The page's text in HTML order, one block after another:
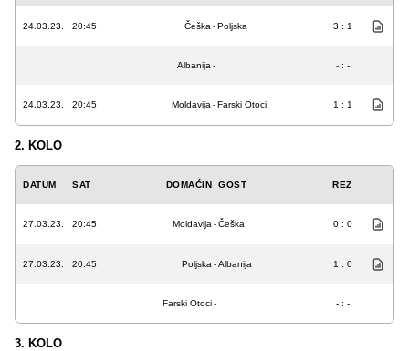
24.03.23. 20:45 Češka -Poljska 3 : 1
Albanija - - : -
24.03.23. 20:45 Moldavija -Farski Otoci 1 : 1
2. KOLO
DATUM SAT DOMAĆIN GOST REZ
27.03.23. 20:45 Moldavija -Češka 0 : 0
27.03.23. 20:45 Poljska -Albanija 1 : 0
Farski Otoci- - : -
3. KOLO